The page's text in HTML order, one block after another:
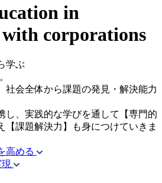
in
corporations
学ぶ
社会全体から課題の発見・解決能力
し、実践的な学びを通して【専門的
【課題解決力】も身につけていきま
高める